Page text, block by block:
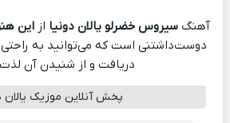
آهنگسیروس خضرلو‌ یالان دونیا ازاین
دوست‌داشتنی است که می‌توانید به راحتی
دریافت و از شنیدن آن لذت
پخش آنلاین موزیک یالان